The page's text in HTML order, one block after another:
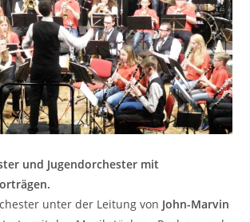
und Jugendorchester mit
unter der Leitung von John-Marvin